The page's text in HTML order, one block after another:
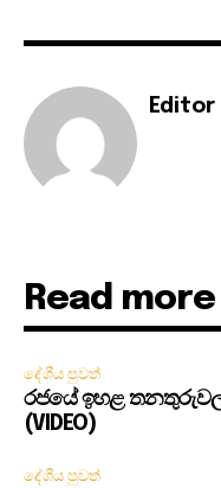
Editor
Read more
දේශීය පුවත්
රජයේ ඉහළ තනතුරුවල
(VIDEO)
දේශීය පුවත්